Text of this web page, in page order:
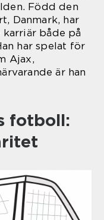
Född den
Danmark, har
både på
har spelat för
Ajax,
är han
fotboll: